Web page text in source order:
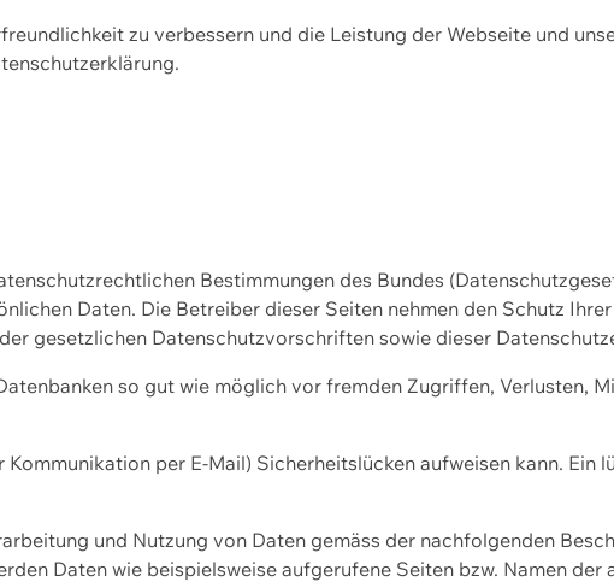
zu verbessern und die Leistung der Webseite und
Bestimmungen des Bundes
Daten. Die Betreiber dieser Seiten nehmen den Schutz
gesetzlichen Datenschutzvorschriften sowie dieser
so gut wie möglich vor fremden Zugriffen, Verlusten,
per E-Mail) Sicherheitslücken aufweisen kann. Ein
und Nutzung von Daten gemäss der nachfolgenden
Daten wie beispielsweise aufgerufene Seiten bzw. Namen der